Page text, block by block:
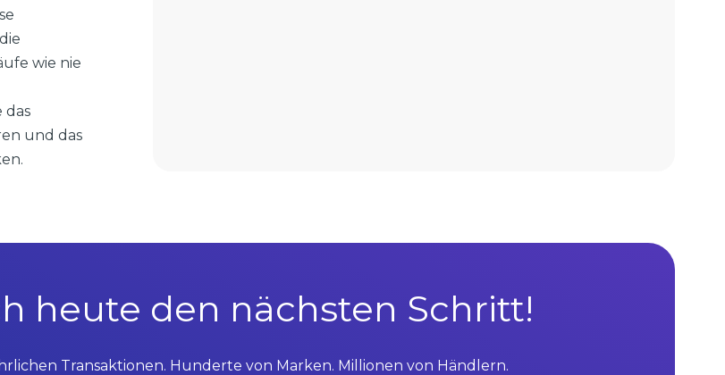
wie nie
das
und das
heute den nächsten Schritt!
Transaktionen. Hunderte von Marken. Millionen von Händlern.